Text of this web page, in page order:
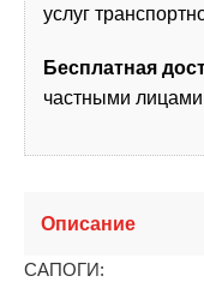
услуг
Бесплатная
частными
Описание
САПОГИ: